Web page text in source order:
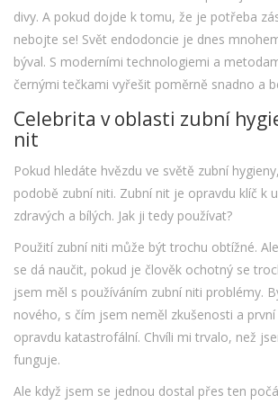
divy. A pokud dojde k tomu, že je potřeba
nebojte se! Svět endodoncie je dnes
býval. S moderními technologiemi a
černými tečkami vyřešit poměrně snadno a
Celebrita v oblasti zubní
nit
Pokud hledáte hvězdu ve světě zubní
podobě zubní niti. Zubní nit je opravdu klíč k
zdravých a bílých. Jak ji tedy používat?
Použití zubní niti může být trochu obtížné.
se dá naučit, pokud je člověk ochotný se
jsem měl s používáním zubní niti problémy.
nového, s čím jsem neměl zkušenosti a
opravdu katastrofální. Chvíli mi trvalo, než
funguje.
Ale když jsem se jednou dostal přes ten